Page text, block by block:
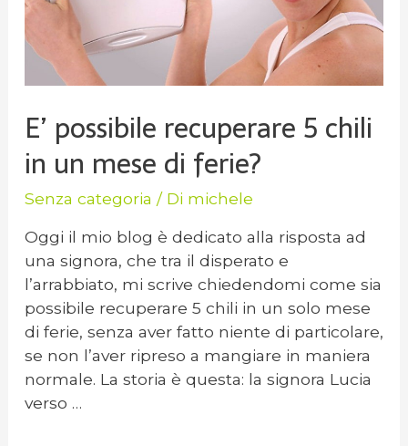
E’ possibile recuperare 5 chili
in un mese di ferie?
Senza categoria / Di michele
Oggi il mio blog è dedicato alla risposta ad
una signora, che tra il disperato e
l’arrabbiato, mi scrive chiedendomi come sia
possibile recuperare 5 chili in un solo mese
di ferie, senza aver fatto niente di particolare,
se non l’aver ripreso a mangiare in maniera
normale. La storia è questa: la signora Lucia
verso …